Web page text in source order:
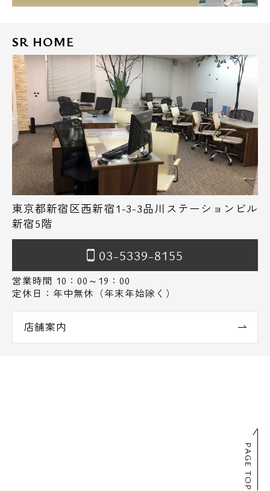
SR HOME
東京都新宿区西新宿1-3-3品川ステーションビル
新宿5階
03-5339-8155
営業時間 10：00～19：00
定休日：年中無休（年末年始除く）
店舗案内
PAGE TOP